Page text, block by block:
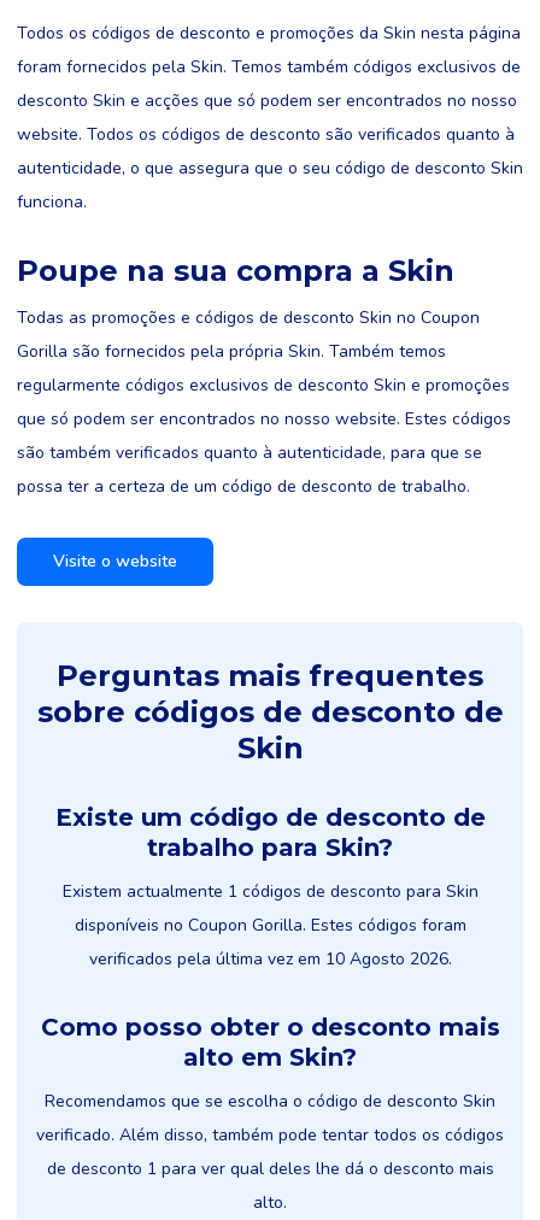
Todos os códigos de desconto e promoções da Skin nesta página
foram fornecidos pela Skin. Temos também códigos exclusivos de
desconto Skin e acções que só podem ser encontrados no nosso
website. Todos os códigos de desconto são verificados quanto à
autenticidade, o que assegura que o seu código de desconto Skin
funciona.
Poupe na sua compra a Skin
Todas as promoções e códigos de desconto Skin no Coupon
Gorilla são fornecidos pela própria Skin. Também temos
regularmente códigos exclusivos de desconto Skin e promoções
que só podem ser encontrados no nosso website. Estes códigos
são também verificados quanto à autenticidade, para que se
possa ter a certeza de um código de desconto de trabalho.
Visite o website
Perguntas mais frequentes
sobre códigos de desconto de
Skin
Existe um código de desconto de
trabalho para Skin?
Existem actualmente 1 códigos de desconto para Skin
disponíveis no Coupon Gorilla. Estes códigos foram
verificados pela última vez em 10 Agosto 2026.
Como posso obter o desconto mais
alto em Skin?
Recomendamos que se escolha o código de desconto Skin
verificado. Além disso, também pode tentar todos os códigos
de desconto 1 para ver qual deles lhe dá o desconto mais
alto.